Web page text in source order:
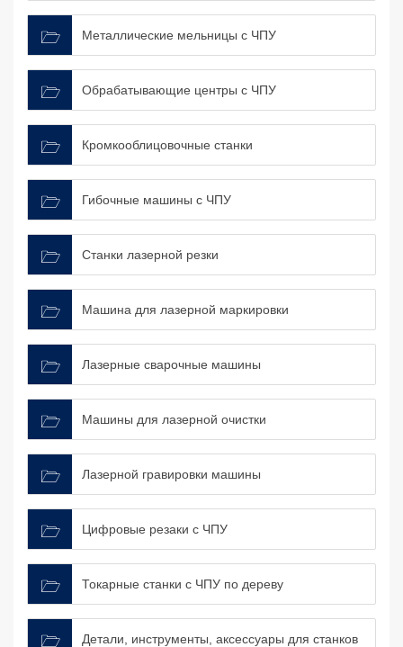
Металлические мельницы с ЧПУ
Обрабатывающие центры с ЧПУ
Кромкооблицовочные станки
Гибочные машины с ЧПУ
Станки лазерной резки
Машина для лазерной маркировки
Лазерные сварочные машины
Машины для лазерной очистки
Лазерной гравировки машины
Цифровые резаки с ЧПУ
Токарные станки с ЧПУ по дереву
Детали, инструменты, аксессуары для станков